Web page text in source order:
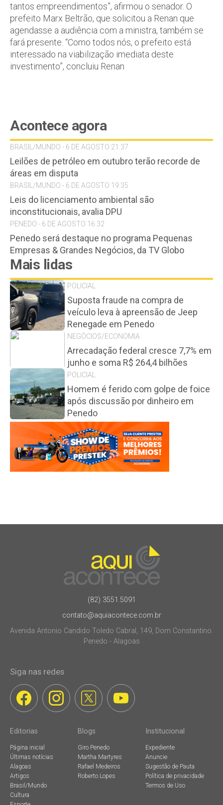
tantos empreendimentos”, afirmou o senador. O
prefeito Marx Beltrão, que solicitou a Renan que
agendasse a audiência com a ministra, também se
fará presente. “Como todos nós, o prefeito está
interessado na viabilização imediata deste
investimento”, concluiu Renan
Acontece agora
BRASIL/MUNDO - 6 DE AGOSTO 21:37
Leilões de petróleo em outubro terão recorde de
áreas em disputa
BRASIL/MUNDO - 6 DE AGOSTO 19:35
Leis do licenciamento ambiental são
inconstitucionais, avalia DPU
PENEDO - 6 DE AGOSTO 16:32
Penedo será destaque no programa Pequenas
Empresas & Grandes Negócios, da TV Globo
Mais lidas
POLICIAL
Suposta fraude na compra de
veículo leva à apreensão de Jeep
Renegade em Penedo
NEGÓCIOS/ECONOMIA
Arrecadação federal cresce 7,7% em
junho e soma R$ 264,4 bilhões
POLICIAL
Homem é ferido com golpe de foice
após discussão por dinheiro em
Penedo
(82) 3551.5091
contato@aquiacontece.com.br
Avenida Antonio Candido Toledo Cabral, 149, Dom Constantino.
Penedo - Alagoas
Siga nas redes
Editorias
Página inicial
Últimas notícias
Alagoas
Artigos
Brasil/Mundo
Cultura
Blogs
Giro Penedo
Martha Martyres
Rafael Medeiros
Roberto Lopes
Institucional
Expediente
Anuncie
Sugestão de Pauta
Política de privacidade
Termos de Uso